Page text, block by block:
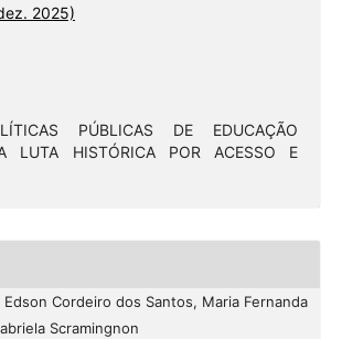
2025)
PÚBLICAS DE EDUCAÇÃO
LUTA HISTÓRICA POR ACESSO E
Cordeiro dos Santos, Maria Fernanda
Scramingnon